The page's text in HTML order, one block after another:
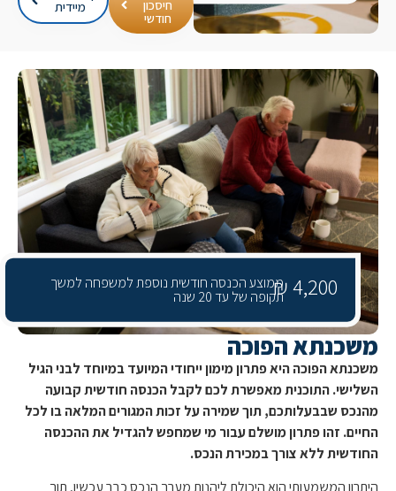
חיסכון
חודשי
מיידית
4,200 ₪ ממוצע הכנסה חודשית נוספת למשפחה למשך
תקופה של עד 20 שנה
הפוכה
הפוכה היא פתרון מימון ייחודי המיועד במיוחד לבני הגיל
התוכנית מאפשרת לכם לקבל הכנסה חודשית קבועה
שבבעלותכם, תוך שמירה על זכות המגורים המלאה בו לכל
זהו פתרון מושלם עבור מי שמחפש להגדיל את ההכנסה
ללא צורך במכירת הנכס.